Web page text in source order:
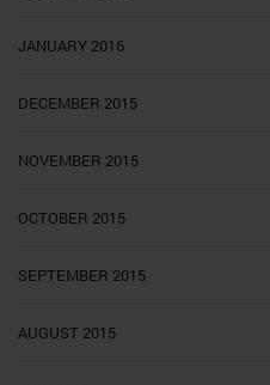
JANUARY 2016
DECEMBER 2015
NOVEMBER 2015
OCTOBER 2015
SEPTEMBER 2015
AUGUST 2015